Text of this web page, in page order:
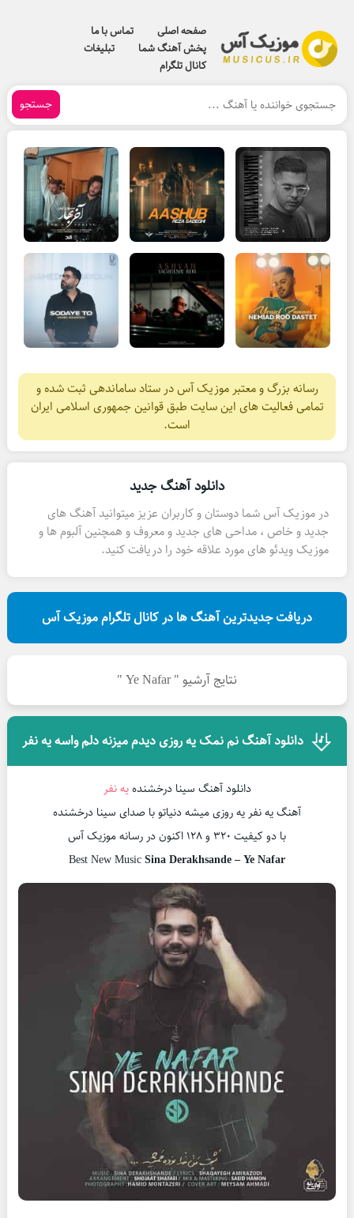
صفحه اصلی
تماس با ما
پخش آهنگ شما
تبلیغات
کانال تلگرام
جستجو
رسانه بزرگ و معتبر موزیک آس در ستاد ساماندهی ثبت شده و
تمامی فعالیت های این سایت طبق قوانین جمهوری اسلامی ایران
است.
دانلود آهنگ جدید
در موزیک آس شما دوستان و کاربران عزیز میتوانید آهنگ های
جدید و خاص ، مداحی های جدید و معروف و همچنین آلبوم ها و
موزیک ویدئو های مورد علاقه خود را دریافت کنید.
دریافت جدیدترین آهنگ ها در کانال تلگرام موزیک آس
نتایج آرشیو " Ye Nafar "
دانلود آهنگ نم نمک یه روزی دیدم میزنه دلم واسه یه نفر
دانلود آهنگ سینا درخشندهیه نفر
آهنگ یه نفر یه روزی میشه دنیاتو با صدای سینا درخشنده
با دو کیفیت ۳۲۰ و ۱۲۸ اکنون در رسانه موزیک آس
Best New MusicSina Derakhsande – Ye Nafar